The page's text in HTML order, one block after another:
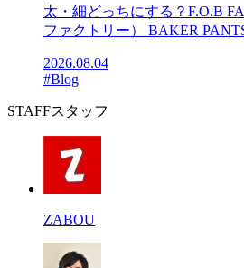
太・細どっちにする？F.O.B
ファクトリー） BAKER
2026.08.04
#Blog
STAFFスタッフ
ZABOU